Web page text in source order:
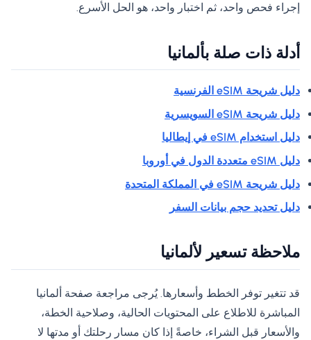
إجراء فحص واحد، ثم اختبار واحد، هو الحل الأسرع.
أدلة ذات صلة بألمانيا
دليل شريحة eSIM الفرنسية
دليل شريحة eSIM السويسرية
دليل استخدام eSIM في إيطاليا
دليل eSIM متعددة الدول في أوروبا
دليل شريحة eSIM في المملكة المتحدة
دليل تحديد حجم بيانات السفر
ملاحظة تسعير لألمانيا
قد تتغير توفر الخطط وأسعارها. يُرجى مراجعة صفحة ألمانيا
المباشرة للاطلاع على المحتويات الحالية، وصلاحية الخطة،
والأسعار قبل الشراء، خاصةً إذا كان مسار رحلتك أو مدتها لا